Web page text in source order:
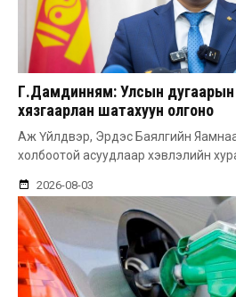
Г.Дамдинням: Улсын дугаарын
хязгаарлан шатахуун олгоно
Аж Үйлдвэр, Эрдэс Баялгийн
холбоотой асуудлаар хэвлэлийн
2026-08-03